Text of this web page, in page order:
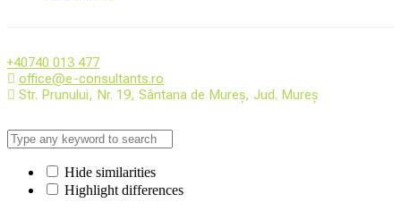
+40740 013 477
office@e-consultants.ro
Str. Prunului, Nr. 19, Sântana de Mureș, Jud. Mureș
Hide similarities
Highlight differences